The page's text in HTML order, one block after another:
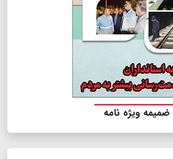
ضمیمه ویژه نامه